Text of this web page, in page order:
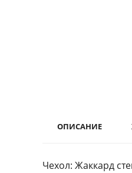
ОПИСАНИЕ
Чехол: Жаккард